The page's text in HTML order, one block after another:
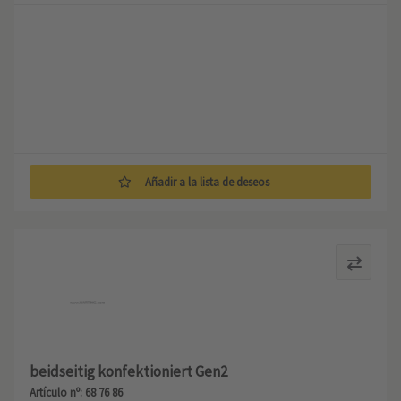
Añadir a la lista de deseos
beidseitig konfektioniert Gen2
Artículo nº: 68 76 86